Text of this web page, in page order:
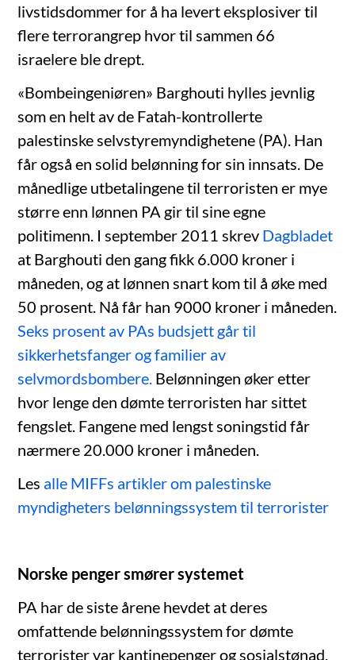
livstidsdommer for å ha levert eksplosiver til
flere terrorangrep hvor til sammen 66
israelere ble drept.
«Bombeingeniøren» Barghouti hylles jevnlig
som en helt av de Fatah-kontrollerte
palestinske selvstyremyndighetene (PA). Han
får også en solid belønning for sin innsats. De
månedlige utbetalingene til terroristen er mye
større enn lønnen PA gir til sine egne
politimenn. I september 2011 skrev Dagbladet
at Barghouti den gang fikk 6.000 kroner i
måneden, og at lønnen snart kom til å øke med
50 prosent. Nå får han 9000 kroner i måneden.
Seks prosent av PAs budsjett går til
sikkerhetsfanger og familier av
selvmordsbombere. Belønningen øker etter
hvor lenge den dømte terroristen har sittet
fengslet. Fangene med lengst soningstid får
nærmere 20.000 kroner i måneden.
Les alle MIFFs artikler om palestinske
myndigheters belønningssystem til terrorister
Norske penger smører systemet
PA har de siste årene hevdet at deres
omfattende belønningssystem for dømte
terrorister var kantinepenger og sosialstønad.